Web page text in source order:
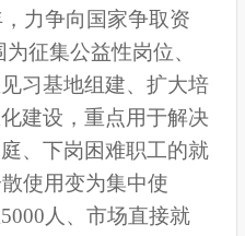
力争向国家争取资
征集公益性岗位、
习基地组建、扩大培
建设，重点用于解决
、下岗困难职工的就
使用变为集中使
人、市场直接就